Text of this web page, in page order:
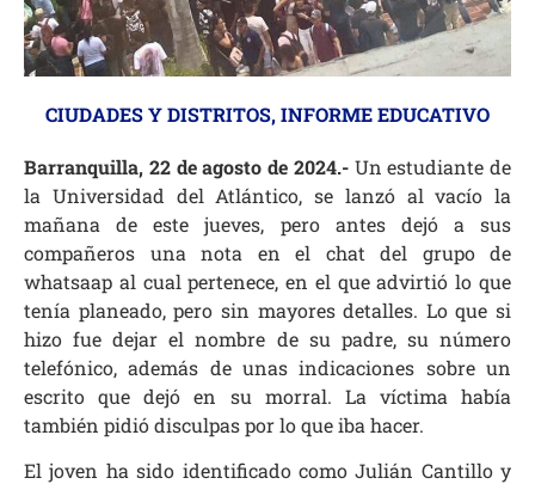
CIUDADES Y DISTRITOS,INFORME EDUCATIVO
Barranquilla, 22 de agosto de 2024.- Un estudiante de
la Universidad del Atlántico, se lanzó al vacío la
mañana de este jueves, pero antes dejó a sus
compañeros una nota en el chat del grupo de
whatsaap al cual pertenece, en el que advirtió lo que
tenía planeado, pero sin mayores detalles. Lo que si
hizo fue dejar el nombre de su padre, su número
telefónico, además de unas indicaciones sobre un
escrito que dejó en su morral. La víctima había
también pidió disculpas por lo que iba hacer.
El joven ha sido identificado como Julián Cantillo y